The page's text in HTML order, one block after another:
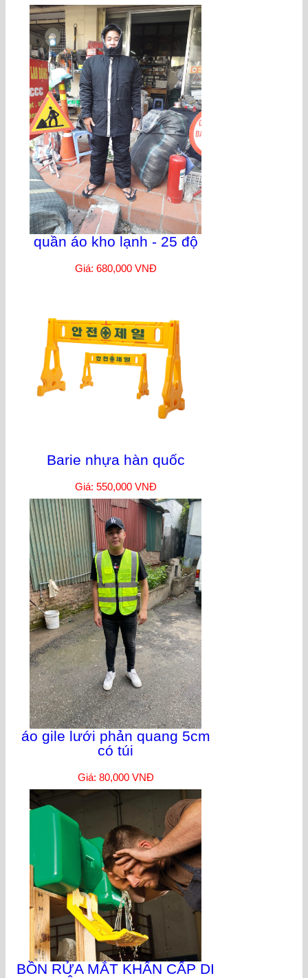
quần áo kho lạnh - 25 độ
Giá: 680,000 VNĐ
Barie nhựa hàn quốc
Giá: 550,000 VNĐ
áo gile lưới phản quang 5cm
có túi
Giá: 80,000 VNĐ
BỒN RỬA MẮT KHẨN CẤP DI